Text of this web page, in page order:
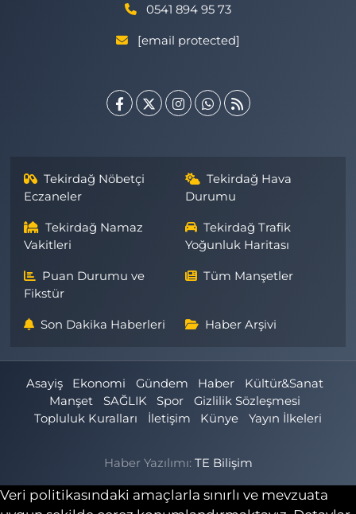
0541 894 95 73
[email protected]
Tekirdağ Nöbetçi
Eczaneler
Tekirdağ Hava
Durumu
Tekirdağ Namaz
Vakitleri
Tekirdağ Trafik
Yoğunluk Haritası
Puan Durumu ve
Fikstür
Tüm Manşetler
Son Dakika Haberleri Haber Arşivi
Asayiş Ekonomi Gündem Haber
Kültür&Sanat
Manşet
SAĞLIK Spor
Gizlilik Sözleşmesi
Topluluk Kuralları
İletişim Künye Yayın İlkeleri
Haber Yazılımı: TE Bilişim
Veri politikasındaki amaçlarla sınırlı ve mevzuata